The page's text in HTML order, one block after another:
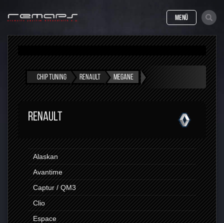
MENÜ
CHIP TUNING RENAULT MEGANE
RENAULT
Alaskan
Avantime
Captur / QM3
Clio
Espace